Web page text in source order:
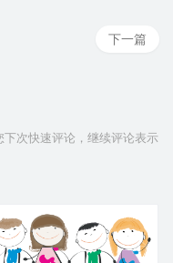
下一篇
次快速评论，继续评论表示